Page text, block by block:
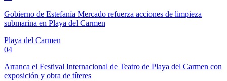
Gobierno de Estefanía Mercado refuerza acciones de limpieza
submarina en Playa del Carmen
Playa del Carmen
04
Arranca el Festival Internacional de Teatro de Playa del Carmen con
exposición y obra de títeres